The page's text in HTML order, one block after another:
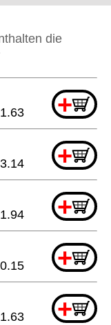
die
+
1.63
+
3.14
+
1.94
+
+
1.63